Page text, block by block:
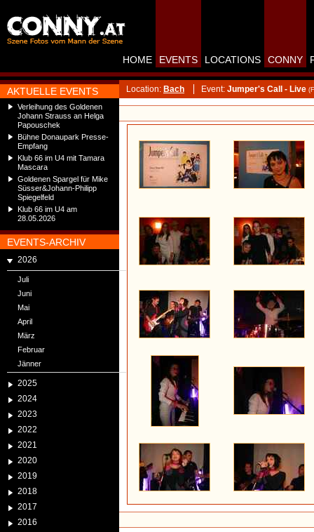
AKTUELLE EVENTS
Verleihung des Goldenen
Johann Strauss an Helga
Papouschek
Bühne Donaupark Presse-
Empfang
Klub 66 im U4 mit Tamara
Mascara
Goldenen Spargel für Mike
Süsser&Johann-Philipp
Spiegelfeld
Klub 66 im U4 am
28.05.2026
EVENTS-ARCHIV
2026
Juli
Juni
Mai
April
März
Februar
Jänner
2025
2024
2023
2022
2021
2020
2019
2018
2017
2016
HOME EVENTS LOCATIONS CONNY
Location: Bach Event: Jumper's Call - Live